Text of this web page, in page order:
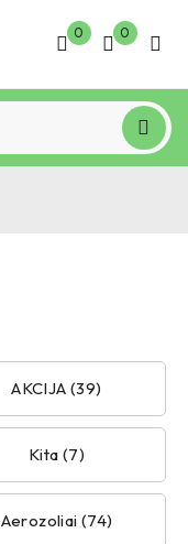
0 0
AKCIJA (39)
Kita (7)
Aerozoliai (74)